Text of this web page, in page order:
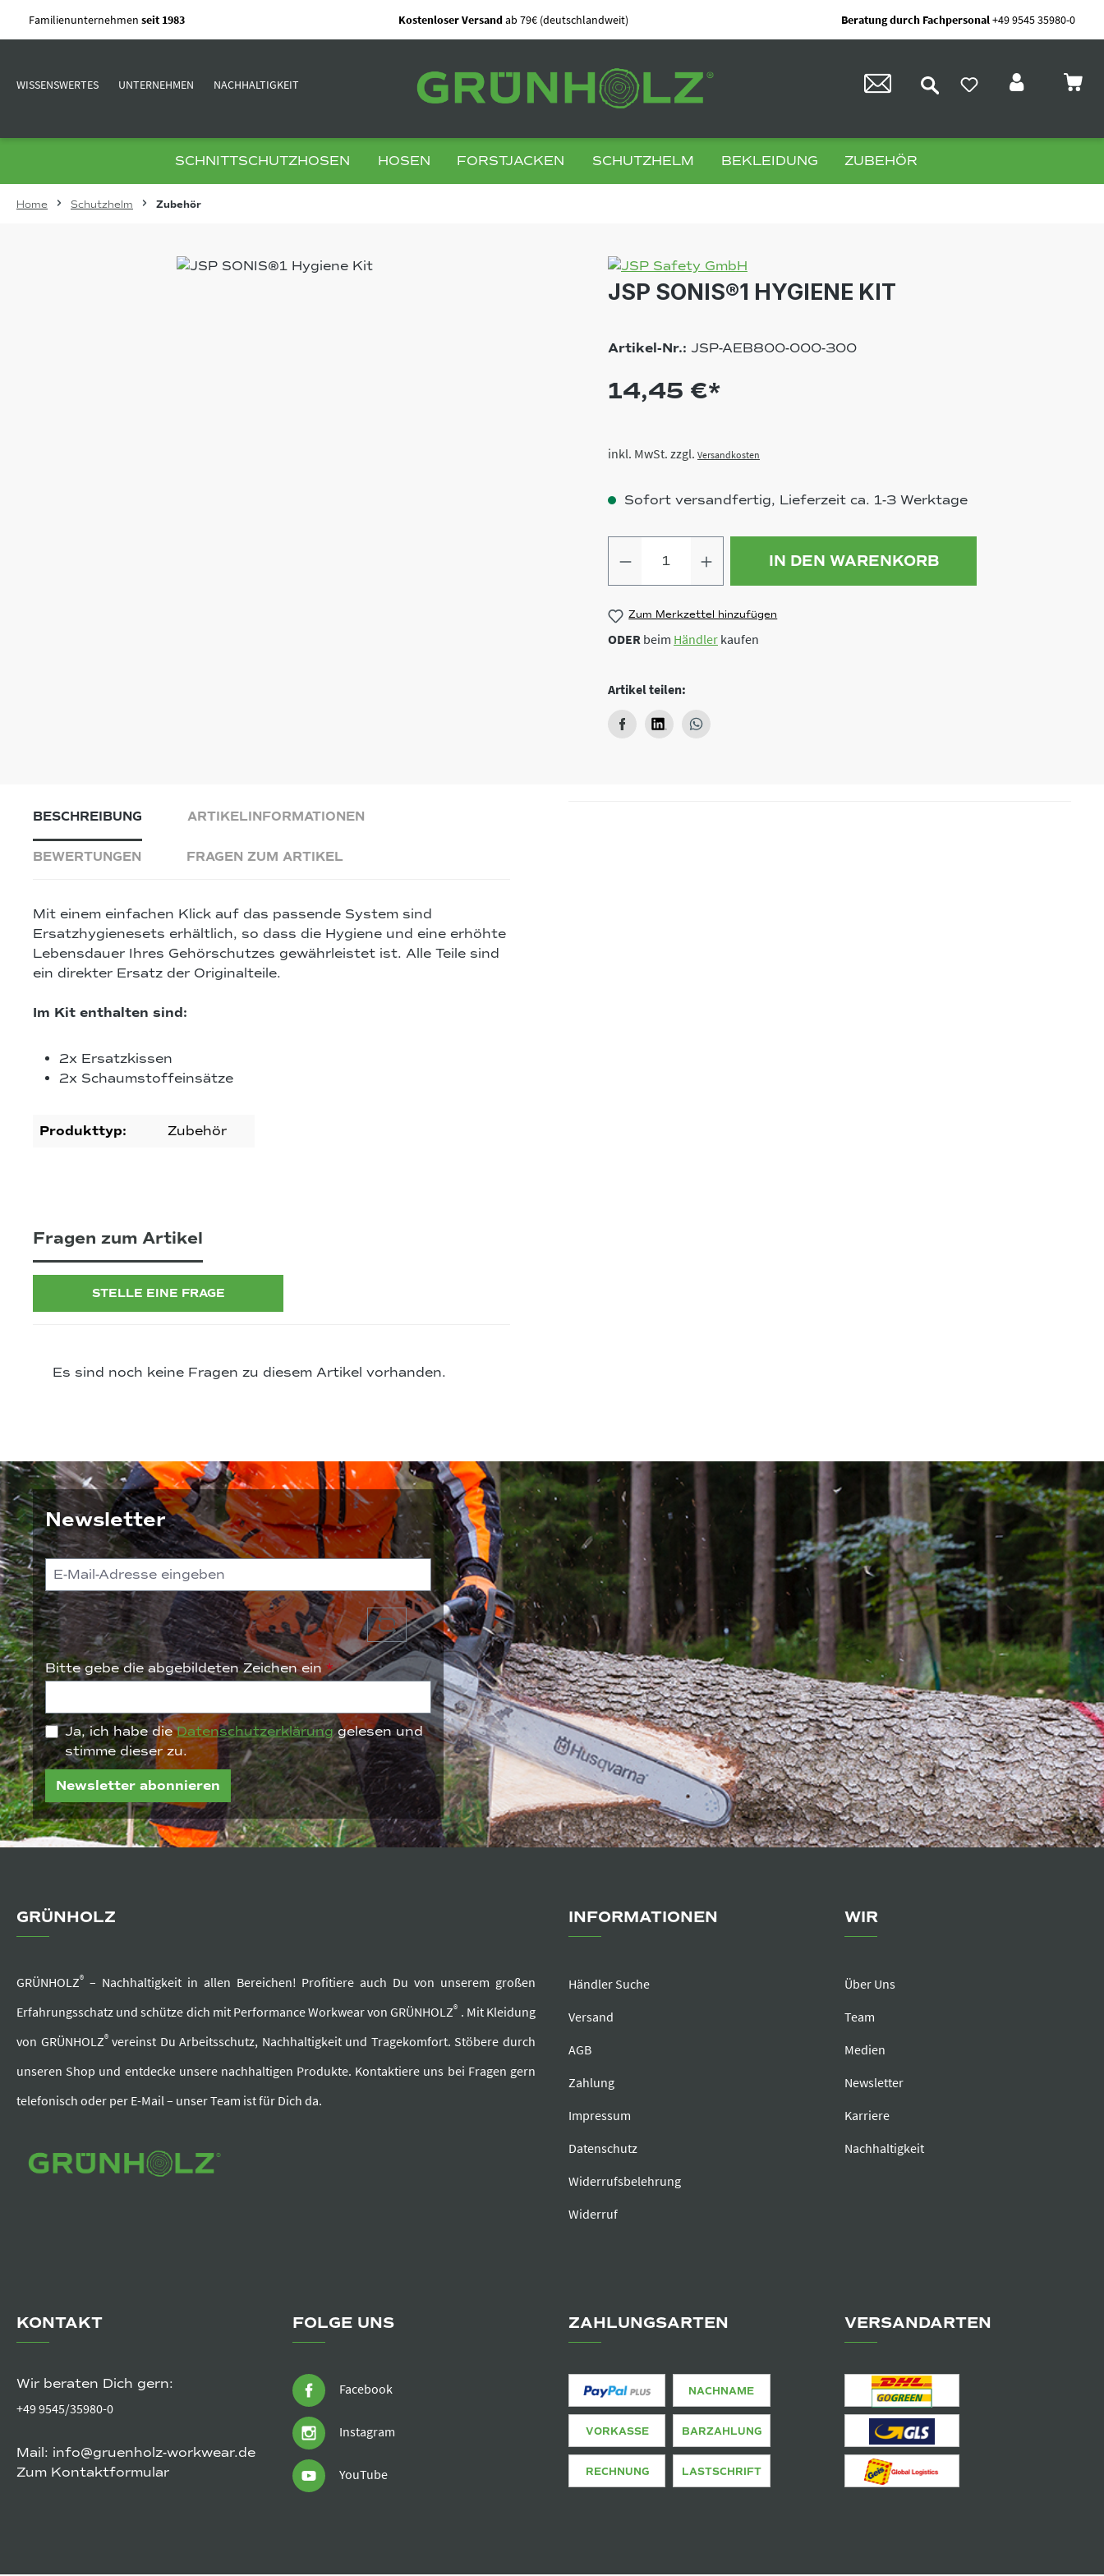
Hauptinhalt springen
Zur Suche springen
Zur Hauptnavigation springen
Familienunternehmen seit 1983 Kostenloser Versandab 79€ (deutschlandweit) Beratung durch Fachpersonal+49 9545 35980-0
WISSENSWERTES UNTERNEHMEN NACHHALTIGKEIT
SCHNITTSCHUTZHOSEN HOSEN FORSTJACKEN SCHUTZHELM BEKLEIDUNG ZUBEHÖR
Home Schutzhelm Zubehör
Bildergalerie überspringen
JSP SONIS®1 HYGIENE KIT
Artikel-Nr.: JSP-AEB800-000-300
14,45 €*
inkl. MwSt. zzgl. Versandkosten
Sofort versandfertig, Lieferzeit ca. 1-3 Werktage
Produkt Anzahl: Gib den gewünschten Wert
IN DEN WARENKORB
Zum Merkzettel hinzufügen
ODER beim Händler kaufen
Artikel teilen:
BESCHREIBUNG ARTIKELINFORMATIONEN
BEWERTUNGEN FRAGEN ZUM ARTIKEL
Mit einem einfachen Klick auf das passende System sind
Ersatzhygienesets erhältlich, so dass die Hygiene und eine erhöhte
Lebensdauer Ihres Gehörschutzes gewährleistet ist. Alle Teile sind
ein direkter Ersatz der Originalteile.
Im Kit enthalten sind:
2x Ersatzkissen
2x Schaumstoffeinsätze
Produkttyp: Zubehör
Fragen zum Artikel
STELLE EINE FRAGE
Es sind noch keine Fragen zu diesem Artikel vorhanden.
Newsletter
Bitte gebe die abgebildeten Zeichen ein*
Ja, ich habe dieDatenschutzerklärunggelesen und
stimme dieser zu.
Newsletter abonnieren
GRÜNHOLZ
GRÜNHOLZ® – Nachhaltigkeit in allen Bereichen! Profitiere auch Du von unserem großen
Erfahrungsschatz und schütze dich mit Performance Workwear von GRÜNHOLZ® . Mit Kleidung
von GRÜNHOLZ®vereinst Du Arbeitsschutz, Nachhaltigkeit und Tragekomfort. Stöbere durch
unseren Shop und entdecke unsere nachhaltigen Produkte. Kontaktiere uns bei Fragen gern
telefonisch oder per E-Mail – unser Team ist für Dich da.
INFORMATIONEN
Händler Suche
Versand
AGB
Zahlung
Impressum
Datenschutz
Widerrufsbelehrung
Widerruf
WIR
Über Uns
Team
Medien
Newsletter
Karriere
Nachhaltigkeit
KONTAKT
Wir beraten Dich gern:
+49 9545/35980-0
Mail: info@gruenholz-workwear.de
Zum Kontaktformular
FOLGE UNS
Facebook
Instagram
YouTube
ZAHLUNGSARTEN
NACHNAME
VORKASSE BARZAHLUNG
RECHNUNG LASTSCHRIFT
VERSANDARTEN